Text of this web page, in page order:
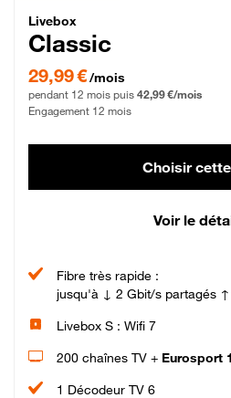
Livebox Classic
Livebox
Classic
29,99 € par mois pendant 12 mois puis
29,99 €/mois
pendant 12 mois puis 42,99 €/mois
Engagement 12 mois
Choisir
Voir le
Fibre très rapide :
jusqu'à ↓ 2 Gbit/s partagés
Livebox S : Wifi 7
200 chaînes TV + Eurosport 1
1 Décodeur TV 6